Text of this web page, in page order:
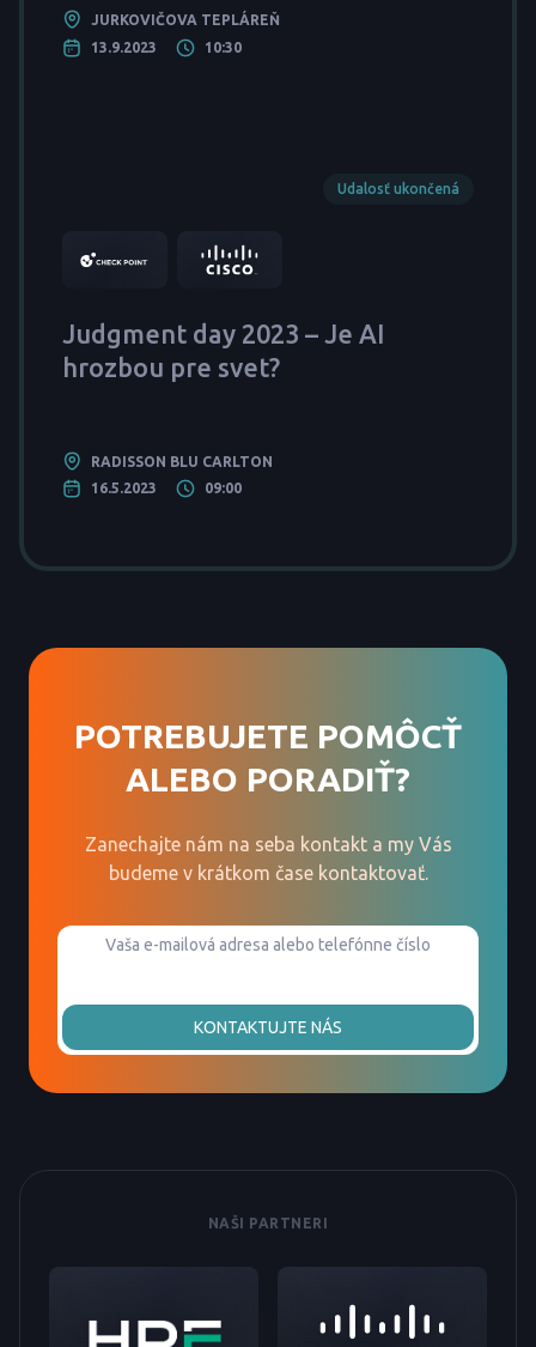
JURKOVIČOVA TEPLÁREŇ
13.9.2023
10:30
Udalosť ukončená
Judgment day 2023 – Je AI
hrozbou pre svet?
RADISSON BLU CARLTON
16.5.2023
09:00
POTREBUJETE POMÔCŤ
ALEBO PORADIŤ?
Zanechajte nám na seba kontakt a my Vás
budeme v krátkom čase kontaktovať.
KONTAKTUJTE NÁS
NAŠI PARTNERI